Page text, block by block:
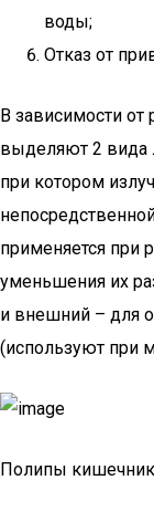
воды;
Отказ от
В зависимости от
выделяют 2 вида
при котором
применяется при
уменьшения их
и внешний – для
(используют при
Полипы